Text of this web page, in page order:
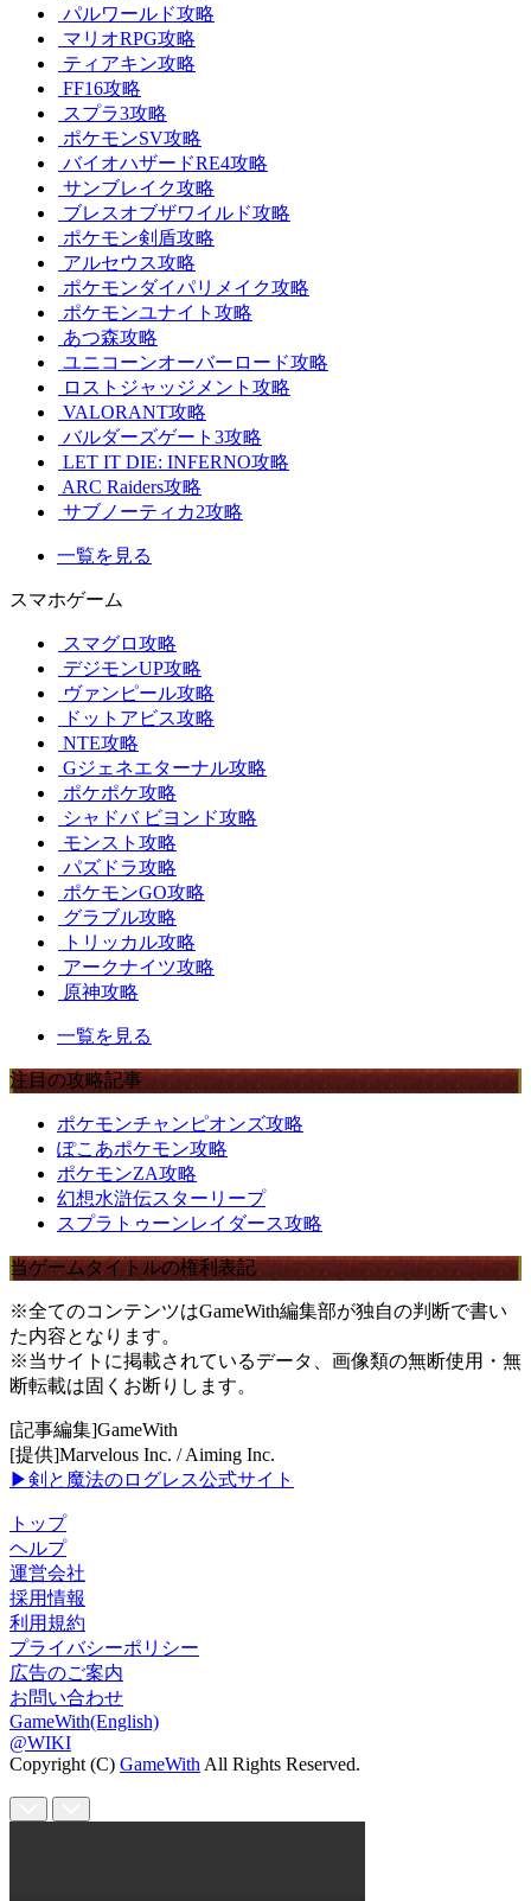
パルワールド攻略
マリオRPG攻略
ティアキン攻略
FF16攻略
スプラ3攻略
ポケモンSV攻略
バイオハザードRE4攻略
サンブレイク攻略
ブレスオブザワイルド攻略
ポケモン剣盾攻略
アルセウス攻略
ポケモンダイパリメイク攻略
ポケモンユナイト攻略
あつ森攻略
ユニコーンオーバーロード攻略
ロストジャッジメント攻略
VALORANT攻略
バルダーズゲート3攻略
LET IT DIE: INFERNO攻略
ARC Raiders攻略
サブノーティカ2攻略
一覧を見る
スマホゲーム
スマグロ攻略
デジモンUP攻略
ヴァンピール攻略
ドットアビス攻略
NTE攻略
Gジェネエターナル攻略
ポケポケ攻略
シャドバ ビヨンド攻略
モンスト攻略
パズドラ攻略
ポケモンGO攻略
グラブル攻略
トリッカル攻略
アークナイツ攻略
原神攻略
一覧を見る
注目の攻略記事
ポケモンチャンピオンズ攻略
ぽこあポケモン攻略
ポケモンZA攻略
幻想水滸伝スターリープ
スプラトゥーンレイダース攻略
当ゲームタイトルの権利表記
※全てのコンテンツはGameWith編集部が独自の判断で書い
た内容となります。
※当サイトに掲載されているデータ、画像類の無断使用・無
断転載は固くお断りします。
[記事編集]GameWith
[提供]Marvelous Inc. / Aiming Inc.
▶剣と魔法のログレス公式サイト
トップ
ヘルプ
運営会社
採用情報
利用規約
プライバシーポリシー
広告のご案内
お問い合わせ
GameWith(English)
@WIKI
Copyright (C) GameWith All Rights Reserved.